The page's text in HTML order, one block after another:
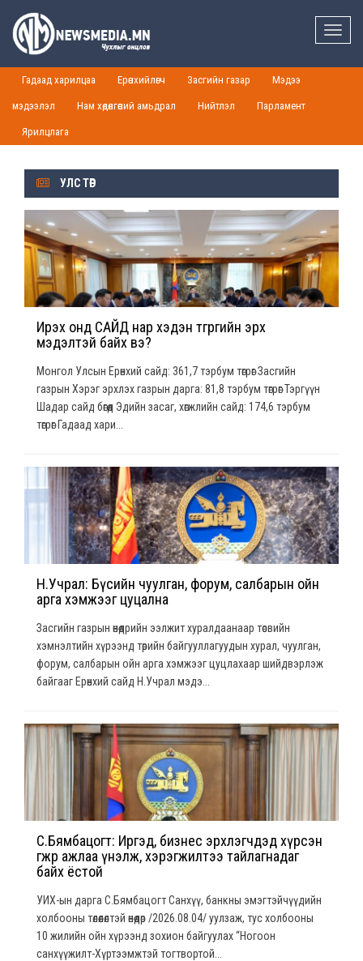
Toggle
Гадаад харилцаа Ерөнхийлөгч Засгийн газар Мэдээ
мэдээлэл Нам хөдөлгөөний амьдрал Нийтлэл Парламент
Ярилцлага
УЛС ТӨР
Ирэх онд САЙД нар хэдэн төгрөгийн эрх
мэдэлтэй байх вэ?
Монгол Улсын Ерөнхий сайд: 361,7 тэрбум төгрөг Засгийн
газрын Хэрэг эрхлэх газрын дарга: 81,8 тэрбум төгрөг Тэргүүн
Шадар сайд бөгөөд Эдийн засаг, хөгжлийн сайд: 174,6 тэрбум
төгрөг Гадаад хари...
Н.Учрал: Бүсийн чуулган, форум, салбарын ойн
арга хэмжээг цуцална
Засгийн газрын өнөөдрийн ээлжит хуралдаанаар төсвийн
хэмнэлтийн хүрээнд төрийн байгууллагуудын хурал, чуулган,
форум, салбарын ойн арга хэмжээг цуцлахаар шийдвэрлэж
байгааг Ерөнхий сайд Н.Учрал мэдэ...
С.Бямбацогт: Иргэд, бизнес эрхлэгчдэд хүрсэн
өгөөжөөрөө ажлаа үнэлж, хэрэгжилтээ тайлагнадаг
байх ёстой
УИХ-ын дарга С.Бямбацогт Санхүү, банкны эмэгтэйчүүдийн
холбооны төлөөлөлтэй өнөөдөр /2026.08.04/ уулзаж, тус холбооны
10 жилийн ойн хүрээнд зохион байгуулах “Ногоон
санхүүжилт-Хүртээмжтэй тогтвортой...